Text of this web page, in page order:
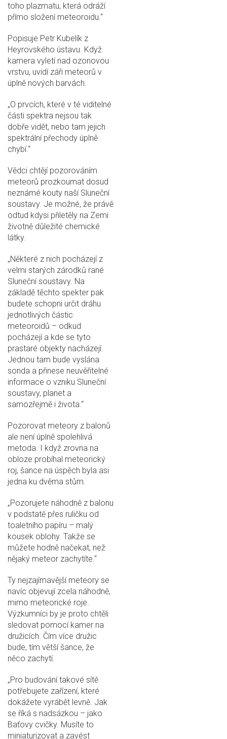
toho plazmatu, která odráží
přímo složení meteoroidu.“
Popisuje Petr Kubelík z
Heyrovského ústavu. Když
kamera vyletí nad ozonovou
vrstvu, uvidí záři meteorů v
úplně nových barvách.
„O prvcích, které v té viditelné
části spektra nejsou tak
dobře vidět, nebo tam jejich
spektrální přechody úplně
chybí.“
Vědci chtějí pozorováním
meteorů prozkoumat dosud
neznámé kouty naší Sluneční
soustavy. Je možné, že právě
odtud kdysi přiletěly na Zemi
životně důležité chemické
látky.
„Některé z nich pocházejí z
velmi starých zárodků rané
Sluneční soustavy. Na
základě těchto spekter pak
budete schopni určit dráhu
jednotlivých částic
meteoroidů – odkud
pocházejí a kde se tyto
prastaré objekty nacházejí.
Jednou tam bude vyslána
sonda a přinese neuvěřitelné
informace o vzniku Sluneční
soustavy, planet a
samozřejmě i života.“
Pozorovat meteory z balonů
ale není úplně spolehlivá
metoda. I když zrovna na
obloze probíhal meteorický
roj, šance na úspěch byla asi
jedna ku dvěma stům.
„Pozorujete náhodně z balonu
v podstatě přes ruličku od
toaletního papíru – malý
kousek oblohy. Takže se
můžete hodně načekat, než
nějaký meteor zachytíte.“
Ty nejzajímavější meteory se
navíc objevují zcela náhodně,
mimo meteorické roje.
Výzkumníci by je proto chtěli
sledovat pomocí kamer na
družicích. Čím více družic
bude, tím větší šance, že
něco zachytí.
„Pro budování takové sítě
potřebujete zařízení, které
dokážete vyrábět levně. Jak
se říká s nadsázkou – jako
Baťovy cvičky. Musíte to
miniaturizovat a zavést